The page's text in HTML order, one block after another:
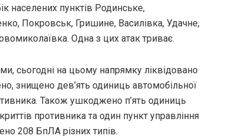
населених пунктів Родинське,
Покровськ, Гришине, Василівка, Удачне,
Одна з цих атак триває.
сьогодні на цьому напрямку ліквідовано
знищено дев’ять одиниць автомобільної
Також ушкоджено п’ять одиниць
противника та один пункт управління
208 БпЛА різних типів.